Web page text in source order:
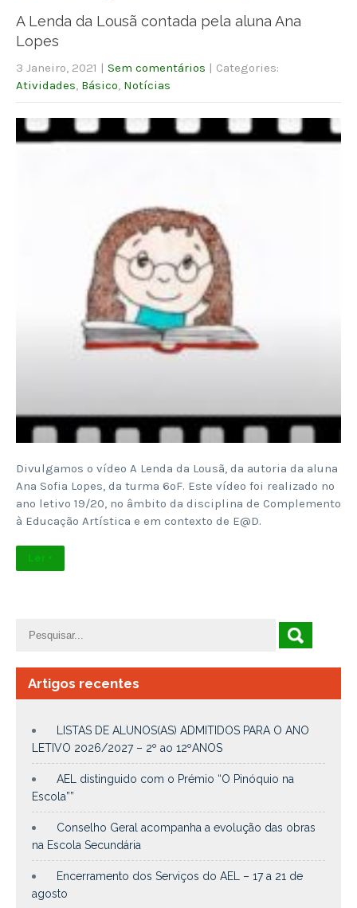
A Lenda da Lousã contada pela aluna Ana
Lopes
3 Janeiro, 2021 | Sem comentários | Categories:
Atividades Básico Notícias
Divulgamos o vídeo A Lenda da Lousã, da autoria da aluna
Ana Sofia Lopes, da turma 6ºF. Este vídeo foi realizado no
ano letivo 19/20, no âmbito da disciplina de Complemento
à Educação Artística e em contexto de E@D.
Ler +
Artigos recentes
LISTAS DE ALUNOS(AS) ADMITIDOS PARA O ANO
LETIVO 2026/2027 – 2º ao 12ºANOS
AEL distinguido com o Prémio “O Pinóquio na
Escola””
Conselho Geral acompanha a evolução das obras
na Escola Secundária
Encerramento dos Serviços do AEL – 17 a 21 de
agosto